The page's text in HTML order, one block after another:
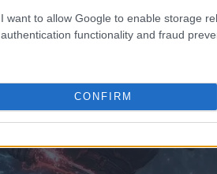
I want to allow Google to enable storage
authentication functionality and fraud
CONFIRM